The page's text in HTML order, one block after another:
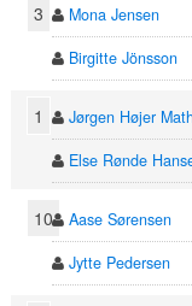
3
Mona Jensen
Birgitte Jönsson
1 Jørgen Højer
Else Rønde
10
Aase Sørensen
Jytte Pedersen